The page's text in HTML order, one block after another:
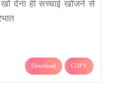
देना ही सच्चाई खोजने से
Download COPY